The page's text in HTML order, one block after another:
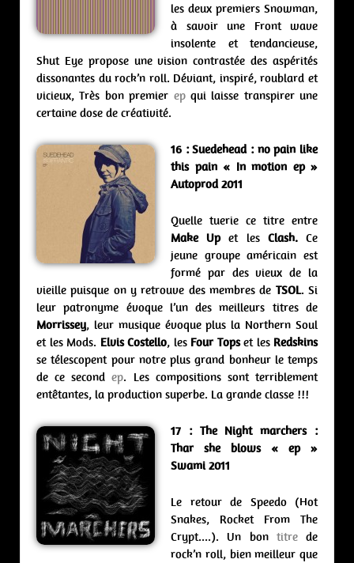
les deux premiers Snowman,
à savoir une Front wave
insolente et tendancieuse,
Shut Eye propose une vision contrastée des aspérités
dissonantes du rock’n roll. Déviant, inspiré, roublard et
vicieux, Très bon premier epqui laisse transpirer une
certaine dose de créativité.
16 :Suedehead : no pain like
this pain « In motion ep »
Autoprod 2011
Quelle tuerie ce titre entre
Make Upet les Clash.Ce
jeune groupe américain est
formé par des vieux de la
vieille puisque on y retrouve des membres de TSOL. Si
leur patronyme évoque l’un des meilleurs titres de
Morrissey, leur musique évoque plus la Northern Soul
et les Mods. Elvis Costello, les Four Topset les Redskins
se télescopent pour notre plus grand bonheur le temps
de ce secondep. Les compositions sont terriblement
entêtantes, la production superbe. La grande classe !!!
17 : The Night marchers :
Thar she blows « ep »
Swami 2011
Le retour de Speedo (Hot
Snakes, Rocket From The
Crypt….). Un bon titrede
rock’n roll, bien meilleur que